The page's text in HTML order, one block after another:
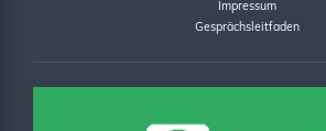
Impressum
Gesprächsleitfaden